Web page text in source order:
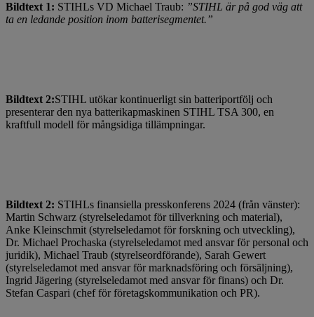
Bildtext 1: STIHLs VD Michael Traub: ”STIHL är på god väg att
ta en ledande position inom batterisegmentet.”
Bildtext 2:STIHL utökar kontinuerligt sin batteriportfölj och
presenterar den nya batterikapmaskinen STIHL TSA 300, en
kraftfull modell för mångsidiga tillämpningar.
Bildtext 2: STIHLs finansiella presskonferens 2024 (från vänster):
Martin Schwarz (styrelseledamot för tillverkning och material),
Anke Kleinschmit (styrelseledamot för forskning och utveckling),
Dr. Michael Prochaska (styrelseledamot med ansvar för personal och
juridik), Michael Traub (styrelseordförande), Sarah Gewert
(styrelseledamot med ansvar för marknadsföring och försäljning),
Ingrid Jägering (styrelseledamot med ansvar för finans) och Dr.
Stefan Caspari (chef för företagskommunikation och PR).